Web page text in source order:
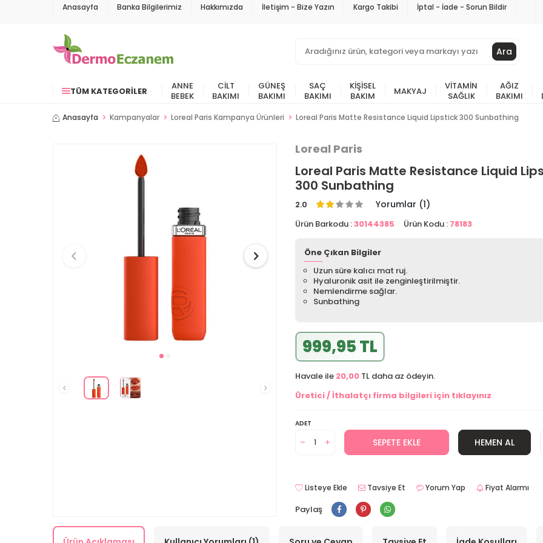
Anasayfa Banka Bilgilerimiz Hakkımızda İletişim - Bize Yazın Kargo Takibi İptal - İade - Sorun Bildir
Ara
TÜM KATEGORILER
ANNE
BEBEK
CILT
BAKIMI
GÜNEŞ
BAKIMI
SAÇ
BAKIMI
KIŞISEL
BAKIM
MAKYAJ
VITAMIN
SAĞLIK
AĞIZ
BAKIMI
Anasayfa Kampanyalar Loreal Paris Kampanya Ürünleri Loreal Paris Matte Resistance Liquid Lipstick 300 Sunbathing
Loreal Paris
Loreal Paris Matte Resistance Liquid
300 Sunbathing
2.0 Yorumlar (1)
Ürün Barkodu :30144385 Ürün Kodu : 78183
Öne Çıkan Bilgiler
Uzun süre kalıcı mat ruj.
Hyaluronik asit ile zenginleştirilmiştir.
Nemlendirme sağlar.
Sunbathing
999,95 TL
Havale ile 20,00 TL daha az ödeyin.
Üretici / İthalatçı firma bilgileri için tıklayınız
ADET
SEPETE EKLE HEMEN AL
Listeye Ekle Tavsiye Et Yorum Yap Fiyat Alarmı
Paylaş